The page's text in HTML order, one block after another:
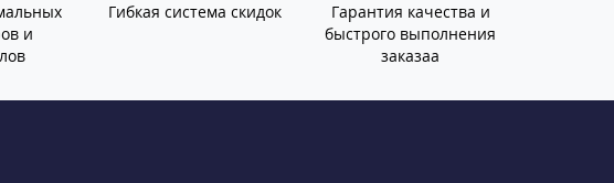
и
Гибкая система скидок
Гарантия качества и
быстрого выполнения
заказаа